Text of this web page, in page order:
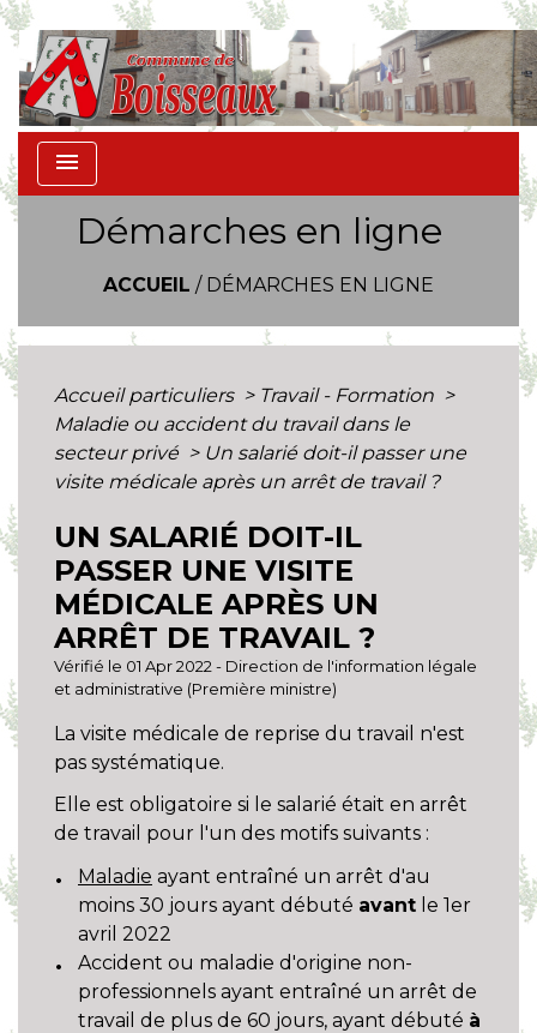
menu
Démarches en ligne
ACCUEIL / DÉMARCHES EN LIGNE
Accueil particuliers > Travail - Formation >
Maladie ou accident du travail dans le
secteur privé > Un salarié doit-il passer une
visite médicale après un arrêt de travail ?
UN SALARIÉ DOIT-IL
PASSER UNE VISITE
MÉDICALE APRÈS UN
ARRÊT DE TRAVAIL ?
Vérifié le 01 Apr 2022 - Direction de l'information légale
et administrative (Première ministre)
La visite médicale de reprise du travail n'est
pas systématique.
Elle est obligatoire si le salarié était en arrêt
de travail pour l'un des motifs suivants :
Maladie ayant entraîné un arrêt d'au
moins 30 jours ayant débuté avant le 1er
avril 2022
Accident ou maladie d'origine non-
professionnels ayant entraîné un arrêt de
travail de plus de 60 jours, ayant débuté à